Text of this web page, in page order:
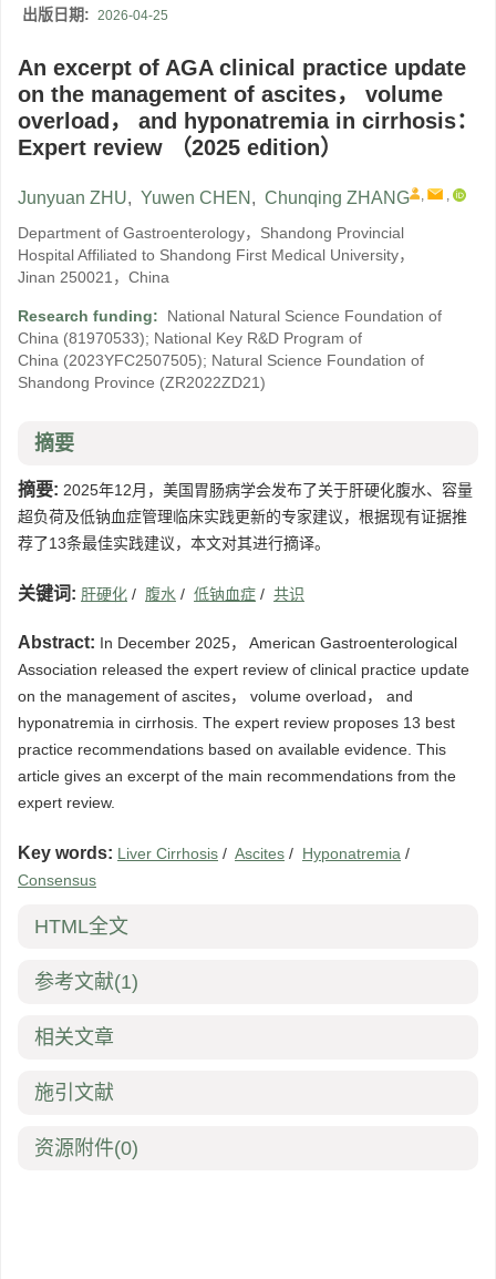
出版日期: 2026-04-25
An excerpt of AGA clinical practice update
on the management of ascites， volume
overload， and hyponatremia in cirrhosis：
Expert review （2025 edition）
Junyuan ZHU, Yuwen CHEN , Chunqing ZHANG , ,
Department of Gastroenterology，Shandong Provincial
Hospital Affiliated to Shandong First Medical University，
Jinan 250021，China
Research funding:
National Natural Science Foundation of
China (81970533); National Key R&D Program of
China (2023YFC2507505); Natural Science Foundation of
Shandong Province (ZR2022ZD21)
摘要
摘要: 2025年12月，美国胃肠病学会发布了关于肝硬化腹水、容量
超负荷及低钠血症管理临床实践更新的专家建议，根据现有证据推
荐了13条最佳实践建议，本文对其进行摘译。
关键词: 肝硬化 / 腹水 / 低钠血症 / 共识
Abstract: In December 2025， American Gastroenterological
Association released the expert review of clinical practice update
on the management of ascites， volume overload， and
hyponatremia in cirrhosis. The expert review proposes 13 best
practice recommendations based on available evidence. This
article gives an excerpt of the main recommendations from the
expert review.
Key words: Liver Cirrhosis / Ascites / Hyponatremia /
Consensus
HTML全文
参考文献(1)
相关文章
施引文献
资源附件(0)